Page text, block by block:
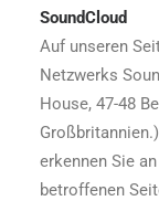
SoundCloud
Auf unseren
Netzwerks
House, 47-48
erkennen Sie
betroffenen